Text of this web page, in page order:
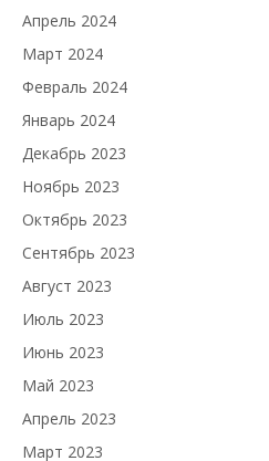
Апрель 2024
Март 2024
Февраль 2024
Январь 2024
Декабрь 2023
Ноябрь 2023
Октябрь 2023
Сентябрь 2023
Август 2023
Июль 2023
Июнь 2023
Май 2023
Апрель 2023
Март 2023